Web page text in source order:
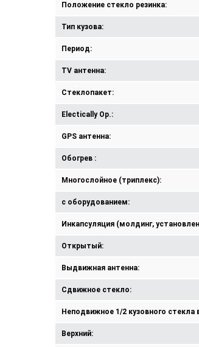
Положение стекло резинка:
Тип кузова:
Период:
TV антенна:
Стеклопакет:
Electically Op.:
GPS антенна:
Обогрев :
Многослойное (триплекс):
с оборудованием:
Инкапсуляция (молдинг,
Открытый:
Выдвижная антенна:
Сдвижное стекло:
Неподвижное 1/2 кузовного стекла
Верхний: